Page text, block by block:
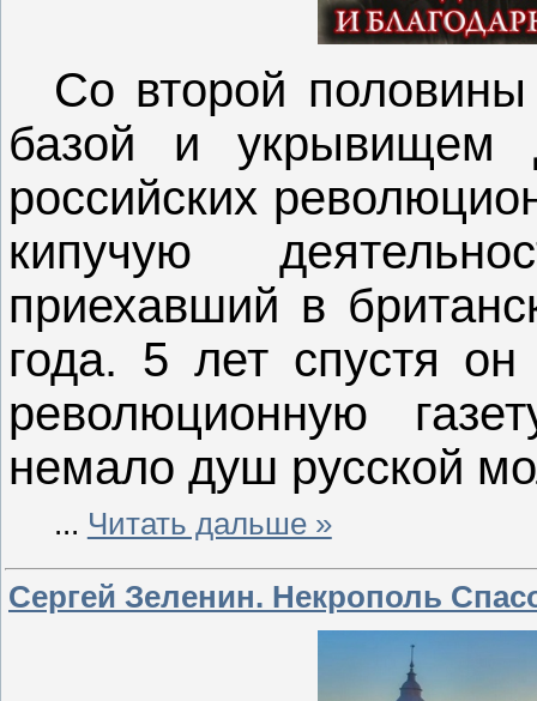
Со второй
базой и укрывищем
российских
кипучую
приехавший в
года. 5 лет спустя
революционную
немало душ русской
... Читать дальше »
Сергей Зеленин. Некрополь